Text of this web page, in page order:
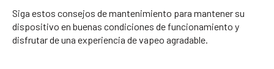
Siga estos consejos de mantenimiento para mantener su
dispositivo en buenas condiciones de funcionamiento y
disfrutar de una experiencia de vapeo agradable.